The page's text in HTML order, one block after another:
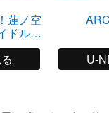
蓮ノ空
ドルク
Party
U-